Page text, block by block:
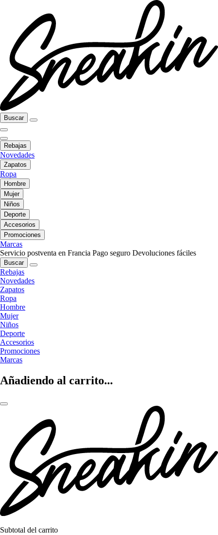
Buscar
Rebajas
Novedades
Zapatos
Ropa
Hombre
Mujer
Niños
Deporte
Accesorios
Promociones
Marcas
Servicio postventa en Francia Pago seguro Devoluciones fáciles
Buscar
Rebajas
Novedades
Zapatos
Ropa
Hombre
Mujer
Niños
Deporte
Accesorios
Promociones
Marcas
Añadiendo al carrito...
Subtotal del carrito